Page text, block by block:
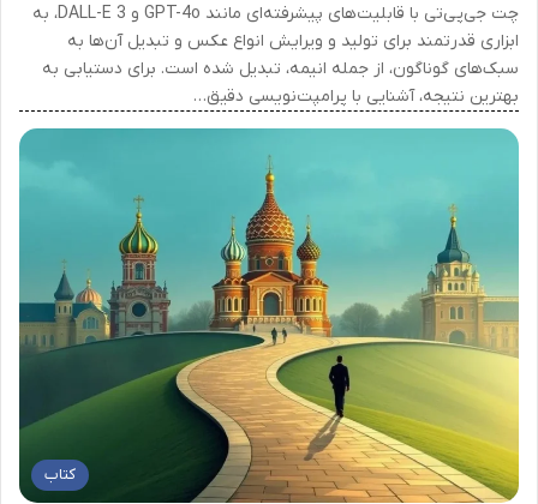
چت جی‌پی‌تی با قابلیت‌های پیشرفته‌ای مانند GPT-4o و DALL-E 3، به
ابزاری قدرتمند برای تولید و ویرایش انواع عکس و تبدیل آن‌ها به
سبک‌های گوناگون، از جمله انیمه، تبدیل شده است. برای دستیابی به
بهترین نتیجه، آشنایی با پرامپت‌نویسی دقیق…
کتاب